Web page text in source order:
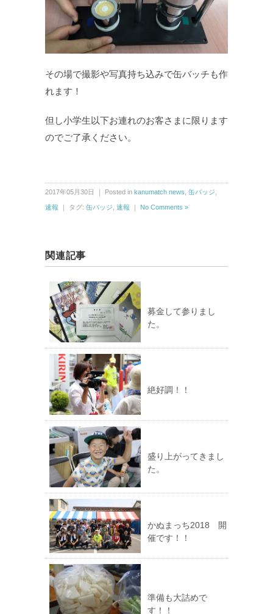
その場で撮影や写真持ち込みで缶バッチも作
れます！
但し小学生以下お連れのお客さまに限ります
のでご了承ください。
2017年05月30日 ｜ Posted in kanumatch news, 缶バッジ,
速報 ｜ タグ: 缶バッジ, 速報 No Comments »
関連記事
募金して参りまし
た。
絶好調！！
盛り上がってきまし
た。
かぬまっち2018 開
催です！！
準備も大詰めで
す！！